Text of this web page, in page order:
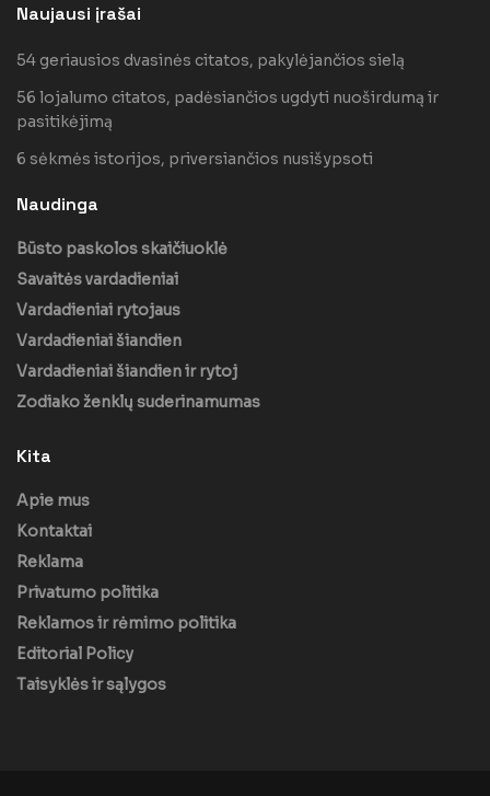
Naujausi įrašai
54 geriausios dvasinės citatos, pakylėjančios sielą
56 lojalumo citatos, padėsiančios ugdyti nuoširdumą ir
pasitikėjimą
6 sėkmės istorijos, priversiančios nusišypsoti
Naudinga
Būsto paskolos skaičiuoklė
Savaitės vardadieniai
Vardadieniai rytojaus
Vardadieniai šiandien
Vardadieniai šiandien ir rytoj
Zodiako ženklų suderinamumas
Kita
Apie mus
Kontaktai
Reklama
Privatumo politika
Reklamos ir rėmimo politika
Editorial Policy
Taisyklės ir sąlygos